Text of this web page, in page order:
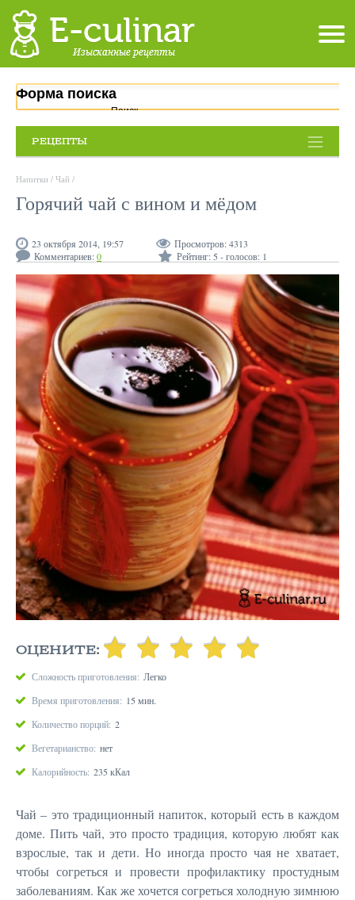
Форма поиска
Поиск
РЕЦЕПТЫ
Напитки / Чай /
Горячий чай с вином и мёдом
23 октября 2014, 19:57 Просмотров:4313
Комментариев:0 Рейтинг: 5 - голосов: 1
ОЦЕНИТЕ:
Сложность приготовления: Легко
Время приготовления: 15 мин.
Количество порций: 2
Вегетарианство: нет
Калорийность: 235 кКал
Чай – это традиционный напиток, который есть в каждом
доме. Пить чай, это просто традиция, которую любят как
взрослые, так и дети. Но иногда просто чая не хватает,
чтобы согреться и провести профилактику простудным
заболеваниям. Как же хочется согреться холодную зимнюю